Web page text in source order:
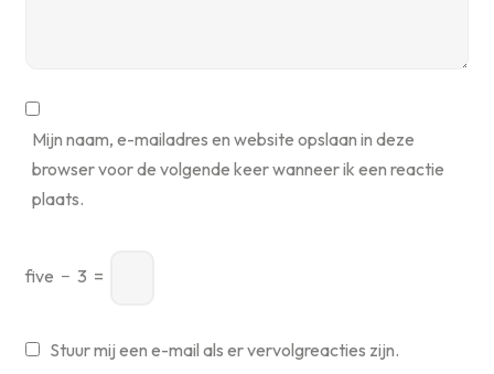
Mijn naam, e-mailadres en website opslaan in deze
browser voor de volgende keer wanneer ik een reactie
plaats.
five − 3 =
Stuur mij een e-mail als er vervolgreacties zijn.